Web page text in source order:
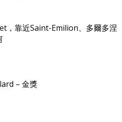
，靠近Saint-Emilion、多爾多涅
– 金獎